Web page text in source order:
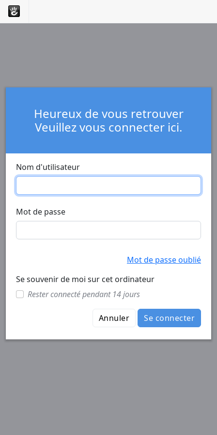
Heureux de vous retrouver
Veuillez vous connecter ici.
Nom d'utilisateur
Mot de passe
Mot de passe oublié
Se souvenir de moi sur cet ordinateur
Rester connecté pendant 14 jours
Annuler Se connecter